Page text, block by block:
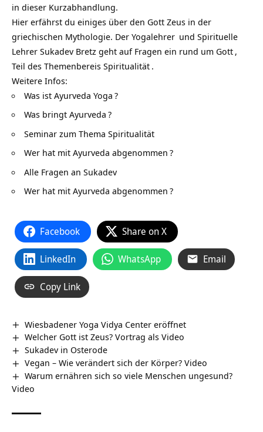
in dieser Kurzabhandlung.
Hier erfährst du einiges über den Gott Zeus in der
griechischen Mythologie. Der Yogalehrer und Spirituelle
Lehrer Sukadev Bretz geht auf Fragen ein rund um Gott ,
Teil des Themenbereis Spiritualität .
Weitere Infos:
Was ist Ayurveda Yoga ?
Was bringt Ayurveda ?
Seminar zum Thema Spiritualität
Wer hat mit Ayurveda abgenommen ?
Alle Fragen an Sukadev
Wer hat mit Ayurveda abgenommen ?
Facebook Share on X
LinkedIn WhatsApp Email
Copy Link
Wiesbadener Yoga Vidya Center eröffnet
Welcher Gott ist Zeus? Vortrag als Video
Sukadev in Osterode
Vegan – Wie verändert sich der Körper? Video
Warum ernähren sich so viele Menschen ungesund?
Video